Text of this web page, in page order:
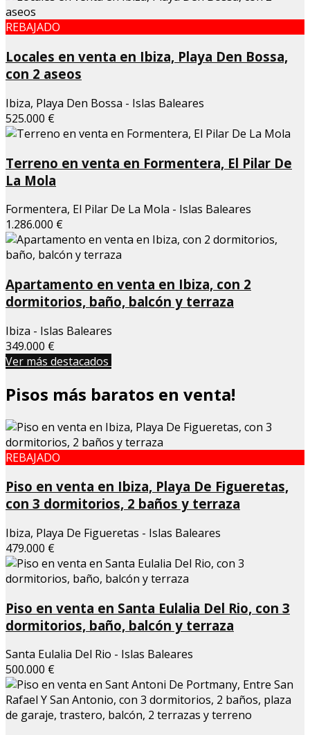
REBAJADO
Locales en venta en Ibiza, Playa Den Bossa,
con 2 aseos
Ibiza, Playa Den Bossa - Islas Baleares
525.000 €
Terreno en venta en Formentera, El Pilar De
La Mola
Formentera, El Pilar De La Mola - Islas Baleares
1.286.000 €
Apartamento en venta en Ibiza, con 2
dormitorios, baño, balcón y terraza
Ibiza - Islas Baleares
349.000 €
Ver más destacados
Pisos más baratos en venta!
REBAJADO
Piso en venta en Ibiza, Playa De Figueretas,
con 3 dormitorios, 2 baños y terraza
Ibiza, Playa De Figueretas - Islas Baleares
479.000 €
Piso en venta en Santa Eulalia Del Rio, con 3
dormitorios, baño, balcón y terraza
Santa Eulalia Del Rio - Islas Baleares
500.000 €